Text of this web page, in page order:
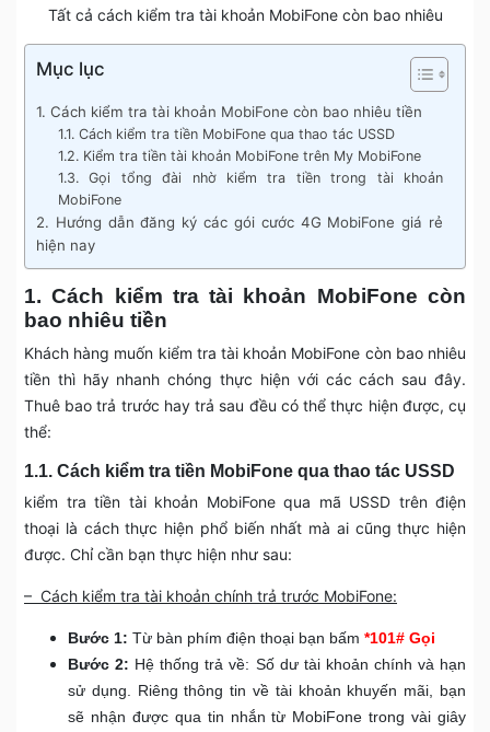
Tất cả cách kiểm tra tài khoản MobiFone còn bao nhiêu
Mục lục
1. Cách kiểm tra tài khoản MobiFone còn bao nhiêu tiền
1.1. Cách kiểm tra tiền MobiFone qua thao tác USSD
1.2. Kiểm tra tiền tài khoản MobiFone trên My MobiFone
1.3. Gọi tổng đài nhờ kiểm tra tiền trong tài khoản
MobiFone
2. Hướng dẫn đăng ký các gói cước 4G MobiFone giá rẻ
hiện nay
1. Cách kiểm tra tài khoản MobiFone còn
bao nhiêu tiền
Khách hàng muốn kiểm tra tài khoản MobiFone còn bao nhiêu
tiền thì hãy nhanh chóng thực hiện với các cách sau đây.
Thuê bao trả trước hay trả sau đều có thể thực hiện được, cụ
thể:
1.1. Cách kiểm tra tiền MobiFone qua thao tác USSD
kiểm tra tiền tài khoản MobiFone qua mã USSD trên điện
thoại là cách thực hiện phổ biến nhất mà ai cũng thực hiện
được. Chỉ cần bạn thực hiện như sau:
– Cách kiểm tra tài khoản chính trả trước MobiFone:
Bước 1: Từ bàn phím điện thoại bạn bấm *101# Gọi
Bước 2: Hệ thống trả về: Số dư tài khoản chính và hạn
sử dụng. Riêng thông tin về tài khoản khuyến mãi, bạn
sẽ nhận được qua tin nhắn từ MobiFone trong vài giây